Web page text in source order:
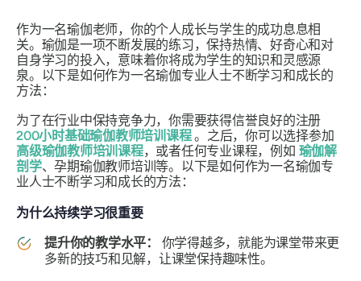
作为一名瑜伽老师，你的个人成长与学生的成功息息相
关。瑜伽是一项不断发展的练习，保持热情、好奇心和对
自身学习的投入，意味着你将成为学生的知识和灵感源
泉。以下是如何作为一名瑜伽专业人士不断学习和成长的
方法：
为了在行业中保持竞争力，你需要获得信誉良好的注册
200小时基础瑜伽教师培训课程。之后，你可以选择参加
高级瑜伽教师培训课程，或者任何专业课程，例如 瑜伽解
剖学、孕期瑜伽教师培训等。以下是如何作为一名瑜伽专
业人士不断学习和成长的方法：
为什么持续学习很重要
提升你的教学水平：
你学得越多，就能为课堂带来更
多新的技巧和见解，让课堂保持趣味性。